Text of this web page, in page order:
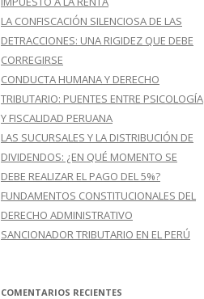
LA CONFISCACIÓN SILENCIOSA DE LAS
DETRACCIONES: UNA RIGIDEZ QUE DEBE
CORREGIRSE
CONDUCTA HUMANA Y DERECHO
TRIBUTARIO: PUENTES ENTRE PSICOLOGÍA
Y FISCALIDAD PERUANA
LAS SUCURSALES Y LA DISTRIBUCIÓN DE
DIVIDENDOS: ¿EN QUÉ MOMENTO SE
DEBE REALIZAR EL PAGO DEL 5%?
FUNDAMENTOS CONSTITUCIONALES DEL
DERECHO ADMINISTRATIVO
SANCIONADOR TRIBUTARIO EN EL PERÚ
COMENTARIOS RECIENTES